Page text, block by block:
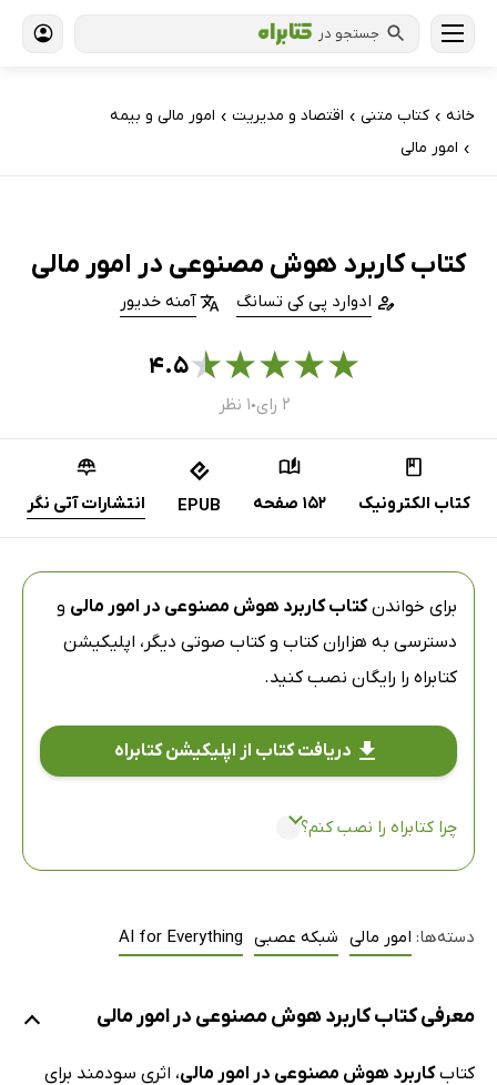
جستجو در
خانه › کتاب‌ متنی › اقتصاد و مدیریت › امور مالی و بیمه
› امور مالی
کتاب کاربرد هوش مصنوعی در امور مالی
ادوارد پی کی تسانگ آمنه خدیور
★
★
★
★
★۴.۵
۲ رای ● ۱ نظر
کتاب الکترونیک 152 صفحه EPUB انتشارات آتی نگر
برای خواندنکتاب کاربرد هوش مصنوعی در امور مالی و
دسترسی به هزاران کتاب و کتاب صوتی دیگر، اپلیکیشن
کتابراه را رایگان نصب کنید.
دریافت کتاب از اپلیکیشن کتابراه
چرا کتابراه را نصب کنم؟
دسته‌ها: امور مالی شبکه عصبی AI for Everything
معرفی کتاب کاربرد هوش مصنوعی در امور مالی
کتابکاربرد هوش مصنوعی در امور مالی، اثری سودمند برای